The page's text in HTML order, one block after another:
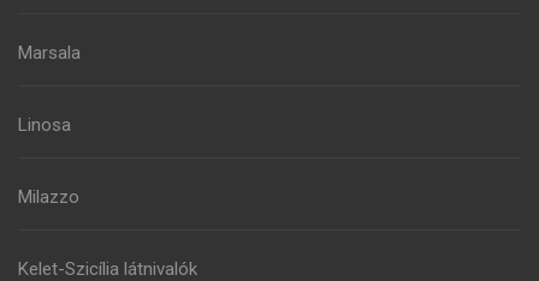
Marsala
Linosa
Milazzo
Kelet-Szicília látnivalók